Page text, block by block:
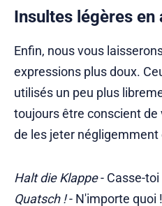
Insultes légères en
Enfin, nous vous
expressions plus doux.
utilisés un peu plus
toujours être conscient
de les jeter
Halt die Klappe- Casse-toi
Quatsch !- N'importe quoi !